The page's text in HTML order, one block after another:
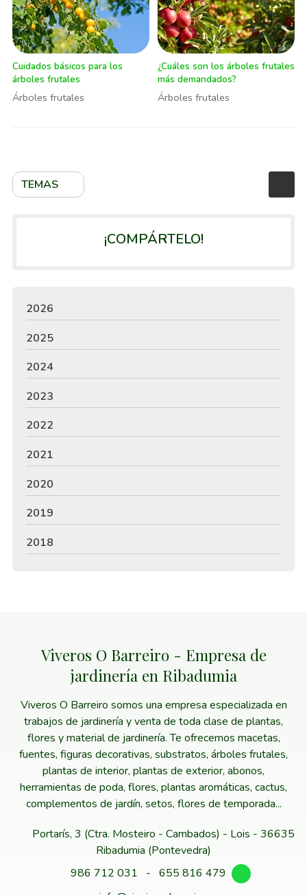
TEMAS
Cuidados básicos para los
árboles frutales
Árboles frutales
¿Cuáles son los árboles frutales
más demandados?
Árboles frutales
¡COMPÁRTELO!
2026
2025
2024
2023
2022
2021
2020
2019
2018
Viveros O Barreiro - Empresa de
jardinería en Ribadumia
Viveros O Barreiro somos una empresa especializada en
trabajos de jardinería y venta de toda clase de plantas,
flores y material de jardinería. Te ofrecemos macetas,
fuentes, figuras decorativas, substratos, árboles frutales,
plantas de interior, plantas de exterior, abonos,
herramientas de poda, flores, plantas aromáticas, cactus,
complementos de jardín, setos, flores de temporada...
Portarís, 3 (Ctra. Mosteiro - Cambados) - Lois - 36635
Ribadumia (Pontevedra)
986 712 031
- 655 816 479